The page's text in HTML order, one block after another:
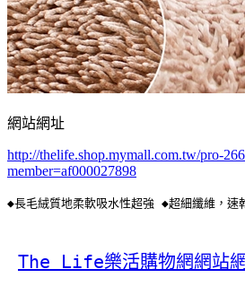
網站網址
http://thelife.shop.mymall.com.tw/pro-
member=af000027898
◆長毛絨質地柔軟吸水性超強 ◆超細纖維，
The Life樂活購物網網站